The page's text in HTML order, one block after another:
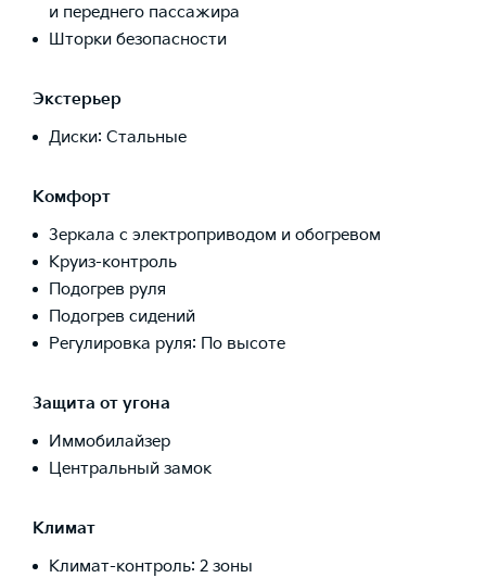
и переднего пассажира
Шторки безопасности
Экстерьер
Диски: Стальные
Комфорт
Зеркала с электроприводом и обогревом
Круиз-контроль
Подогрев руля
Подогрев сидений
Регулировка руля: По высоте
Защита от угона
Иммобилайзер
Центральный замок
Климат
Климат-контроль: 2 зоны